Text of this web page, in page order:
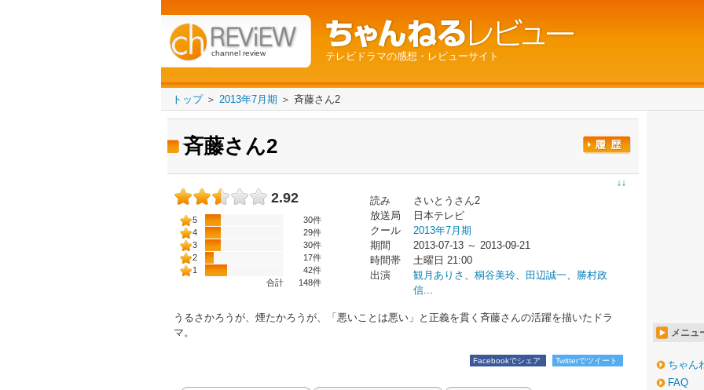
channel review テレビドラマの感想・レビューサイト
トップ＞ 2013年7月期 ＞ 斉藤さん2
斉藤さん2
↓↓
2.92
5
30件
4
29件
3
30件
2
17件
1
42件
合計
148件
読み
さいとうさん2
放送局
日本テレビ
クール
2013年7月期
期間
2013-07-13 ～ 2013-09-21
時間帯
土曜日 21:00
出演
観月ありさ 、 桐谷美玲、 田辺誠一、 勝村政
信...
うるさかろうが、煙たかろうが、「悪いことは悪い」と正義を貫く斉藤さんの活躍を描いたドラ
マ。
Facebookでシェア Twitterでツイート
メニュ
ちゃん
FAQ